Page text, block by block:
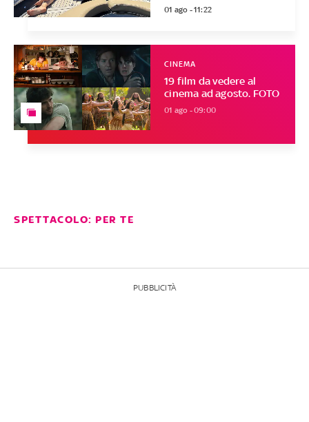
01 ago - 11:22
19 film da vedere al
cinema ad agosto. FOTO
CINEMA
01 ago - 09:00
SPETTACOLO: PER TE
PUBBLICITÀ